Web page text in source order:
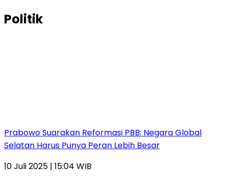
Politik
Prabowo Suarakan Reformasi PBB: Negara Global
Selatan Harus Punya Peran Lebih Besar
10 Juli 2025 | 15:04 WIB